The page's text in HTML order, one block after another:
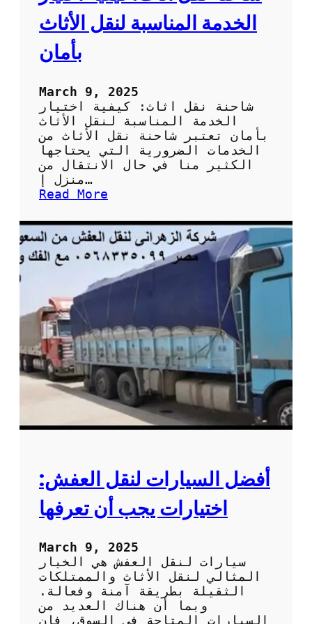
ل
ع
د
م
ة
ا
ق
ت
ي
ة
و
ج
و
م
ض
م
و
ة
؟
الخدمة المناسبة لنقل الأثاث
بأمان
March 9, 2025
شاحنة نقل اثاث: كيفية اختيار
الخدمة المناسبة لنقل الأثاث
بأمان تعتبر شاحنة نقل الأثاث من
الخدمات الضرورية التي يحتاجها
الكثير منا في حال الانتقال من
منزل إ…
Read More
ا
ح
ن
ة
ن
ا
ث
ا
ث
ك
ي
ف
خ
ت
ي
ر
ل
خ
م
أفضل السيارات لنقل العفش:
اختيارات يجب أن تعرفها
March 9, 2025
سيارات لنقل العفش هي الخيار
المثالي لنقل الأثاث والممتلكات
الثقيلة بطريقة آمنة وفعالة.
وبما أن هناك العديد من
السيارات المتاحة في السوق، فإن